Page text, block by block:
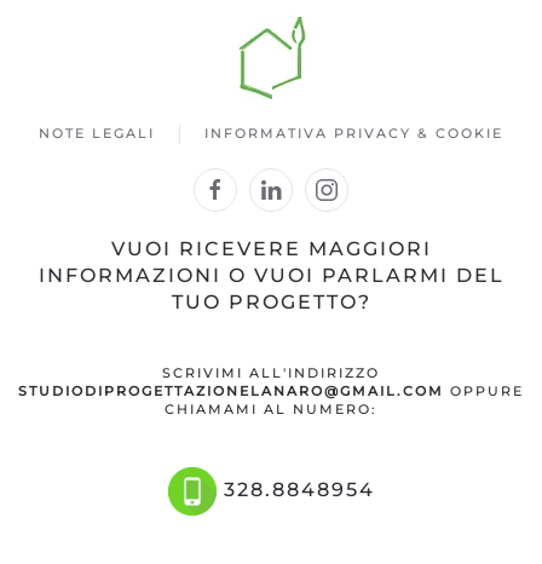
NOTE LEGALI INFORMATIVA PRIVACY & COOKIE
VUOI RICEVERE MAGGIORI
INFORMAZIONI O VUOI PARLARMI DEL
TUO PROGETTO?
SCRIVIMI ALL'INDIRIZZO
STUDIODIPROGETTAZIONELANARO@GMAIL.COM OPPURE
CHIAMAMI AL NUMERO:
328.8848954